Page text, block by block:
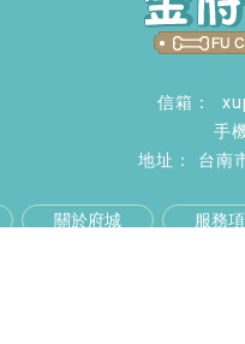
台南
關於府城 服務